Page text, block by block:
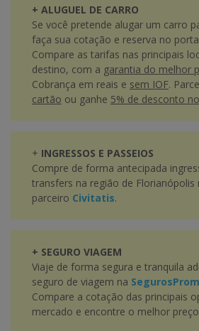
+ ALUGUEL DE CARRO
Se você pretende alugar um carro
faça sua cotação e reserva no
Compare as tarifas nas principais
destino, com a garantia do melhor
Cobrança em reais e sem IOF.
cartão ou ganhe 5% de desconto
+ INGRESSOS E PASSEIOS
Compre de forma antecipada
transfers na região de Florianópolis
parceiro Civitatis.
+ SEGURO VIAGEM
Viaje de forma segura e tranquila
seguro de viagem na
Compare a cotação das principais
mercado e encontre o melhor